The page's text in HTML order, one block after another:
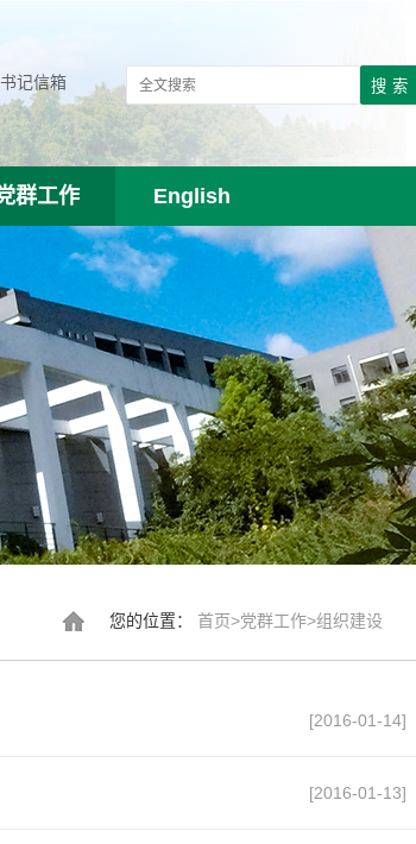
记信箱
群工作 English
您的位置： 首页>党群工作>组织建设
[2016-01-14]
[2016-01-13]